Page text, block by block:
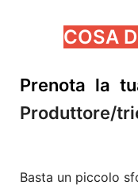
COSA
Prenota la
Produttore/
Basta un piccolo